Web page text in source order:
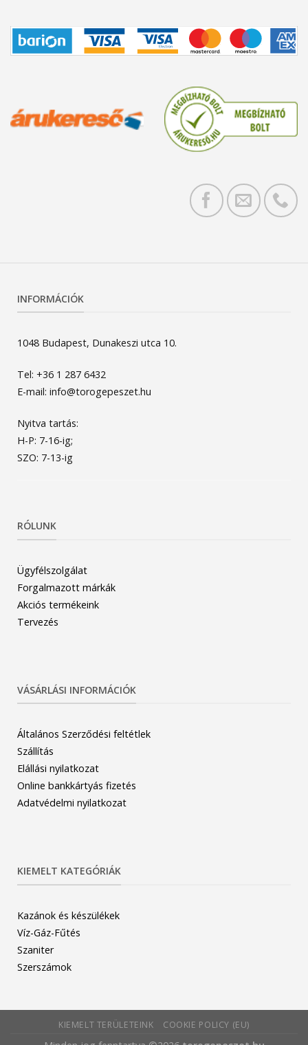
INFORMÁCIÓK
1048 Budapest, Dunakeszi utca 10.
Tel: +36 1 287 6432
E-mail: info@torogepeszet.hu
Nyitva tartás:
H-P: 7-16-ig;
SZO: 7-13-ig
RÓLUNK
Ügyfélszolgálat
Forgalmazott márkák
Akciós termékeink
Tervezés
VÁSÁRLÁSI INFORMÁCIÓK
Általános Szerződési feltétlek
Szállítás
Elállási nyilatkozat
Online bankkártyás fizetés
Adatvédelmi nyilatkozat
KIEMELT KATEGÓRIÁK
Kazánok és készülékek
Víz-Gáz-Fűtés
Szaniter
Szerszámok
KIEMELT TERÜLETEINK COOKIE POLICY (EU)